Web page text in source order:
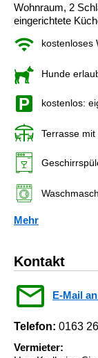
Wohnraum, 2
eingerichtete
kostenloses
Hunde
kostenlos:
Terrasse
Mehr
Kontakt
E-Mail
Telefon: 0163
Vermieter: